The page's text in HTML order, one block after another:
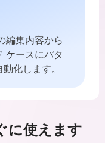
編集内容から
ケースにパタ
化します。
に使えます